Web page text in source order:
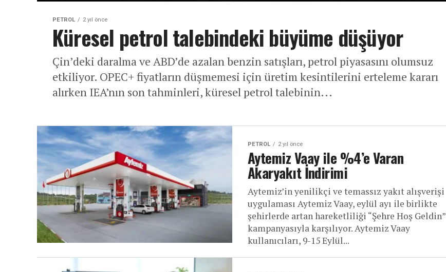
PETROL 2 yıl önce
Küresel petrol talebindeki büyüme düşüyor
Çin’deki daralma ve ABD’de azalan benzin satışları, petrol piyasasını olumsuz
etkiliyor. OPEC+ fiyatların düşmemesi için üretim kesintilerini erteleme kararı
alırken IEA’nın son tahminleri, küresel petrol talebinin...
PETROL 2 yıl önce
Aytemiz Vaay ile %4’e Varan
Akaryakıt İndirimi
Aytemiz’in yenilikçi ve temassız yakıt alışverişi
uygulaması Aytemiz Vaay, eylül ayı ile birlikte
şehirlerde artan hareketliliği “Şehre Hoş Geldin”
kampanyasıyla karşılıyor. Aytemiz Vaay
kullanıcıları, 9-15 Eylül...